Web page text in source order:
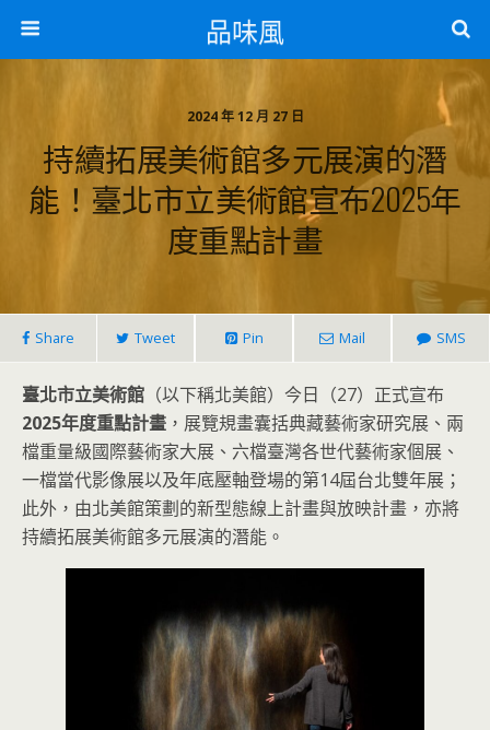
品味風
2024 年 12 月 27 日
持續拓展美術館多元展演的潛
能！臺北市立美術館宣布2025年
度重點計畫
Share Tweet Pin Mail SMS
臺北市立美術館 （以下稱北美館）今日（27）正式宣布
2025年度重點計畫 ，展覽規畫囊括典藏藝術家研究展、兩
檔重量級國際藝術家大展、六檔臺灣各世代藝術家個展、
一檔當代影像展以及年底壓軸登場的第14屆台北雙年展；
此外，由北美館策劃的新型態線上計畫與放映計畫，亦將
持續拓展美術館多元展演的潛能。